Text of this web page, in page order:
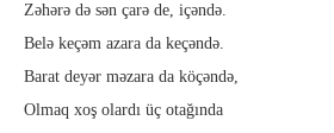
Zəhərə də sən çarə de, içəndə.
Belə keçəm azara da keçəndə.
Barat deyər məzara da köçəndə,
Olmaq xoş olardı üç otağında